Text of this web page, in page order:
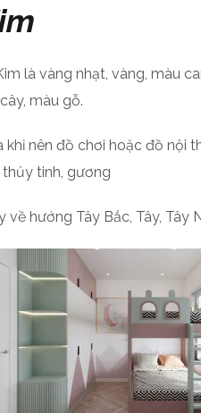
là vàng nhạt, vàng, màu
màu gỗ.
nên đồ chơi hoặc đồ nội
tinh, gương
hướng Tây Bắc, Tây, Tây